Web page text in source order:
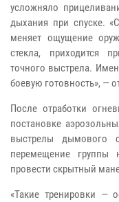
усложняло
дыхания при спуске.
меняет ощущение
стекла, приходится
точного выстрела.
боевую готовность», —
После отработки
постановке
выстрелы дымового
перемещение группы
провести скрытный
«Такие тренировки —